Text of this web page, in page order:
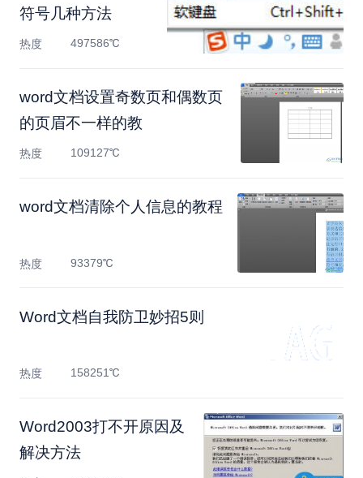
符号几种方法
热度 497586℃
​word文档设置奇数页和偶数页
的页眉不一样的教
热度 109127℃
word文档清除个人信息的教程
热度 93379℃
Word文档自我防卫妙招5则
热度 158251℃
Word2003打不开原因及
解决方法